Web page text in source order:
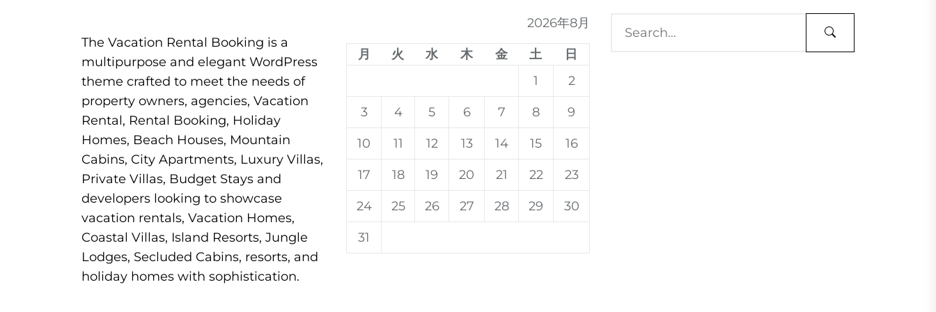
The Vacation Rental Booking is a
multipurpose and elegant WordPress
theme crafted to meet the needs of
property owners, agencies, Vacation
Rental, Rental Booking, Holiday
Homes, Beach Houses, Mountain
Cabins, City Apartments, Luxury Villas,
Private Villas, Budget Stays and
developers looking to showcase
vacation rentals, Vacation Homes,
Coastal Villas, Island Resorts, Jungle
Lodges, Secluded Cabins, resorts, and
holiday homes with sophistication.
2026年8月
月 火 水 木 金 土
日
1
2
3 4 5 6 7 8 9
10 11 12 13 14 15 16
17 18 19 20 21 22 23
24 25 26 27 28 29 30
31